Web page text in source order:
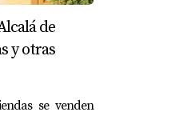
su
del
de
y otras
se venden